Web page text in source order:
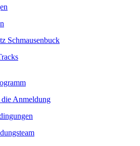
Schmausenbuck
Anmeldung